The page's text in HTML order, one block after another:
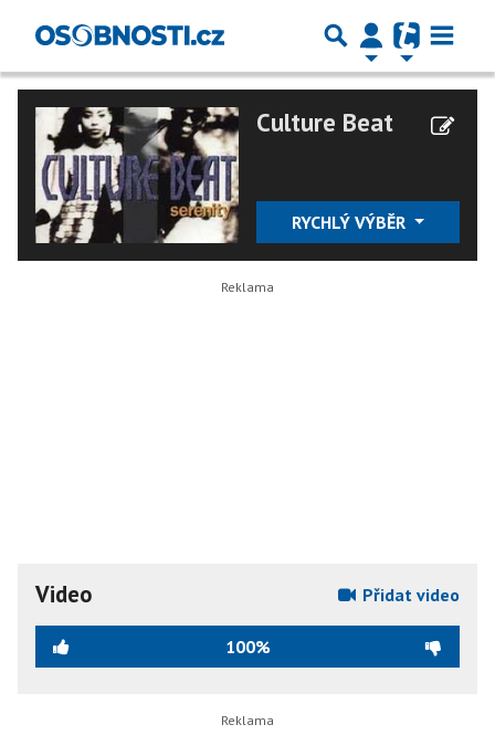
Culture Beat
RYCHLÝ VÝBĚR
Video Přidat video
100%